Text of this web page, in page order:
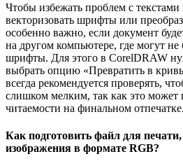
Чтобы избежать проблем с
векторизовать шрифты или
особенно важно, если документ
на другом компьютере, где могут
шрифты. Для этого в CorelDRAW
выбрать опцию «Превратить в
всегда рекомендуется проверять,
слишком мелким, так как это может
читаемости на финальном отпечатке.
Как подготовить файл для печати,
изображения в формате RGB?